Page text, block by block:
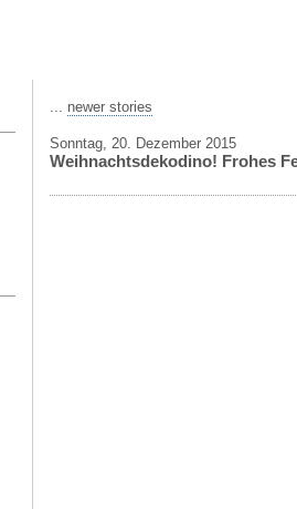
... newer stories
Sonntag, 20. Dezember 2015
Weihnachtsdekodino! Frohes